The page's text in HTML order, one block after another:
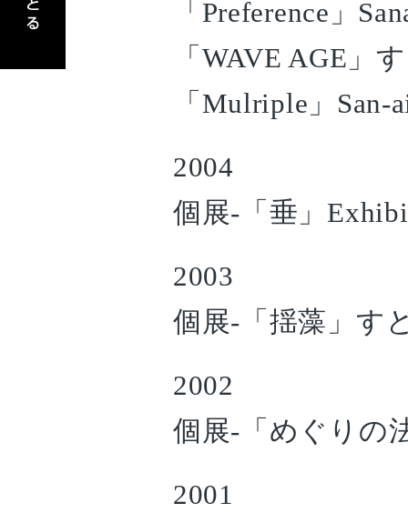
「Preference」
「WAVE AGE」
「Mulriple」
2004
個展-「垂」
2003
個展-「揺藻」す
2002
個展-「めぐりの
2001